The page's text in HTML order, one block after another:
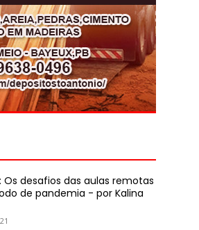
Os desafios das aulas remotas
de pandemia - por Kalina